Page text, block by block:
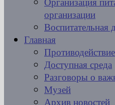
организации
Воспитательная
Главная
Доступная среда
Разговоры о
Музей
Архив новостей